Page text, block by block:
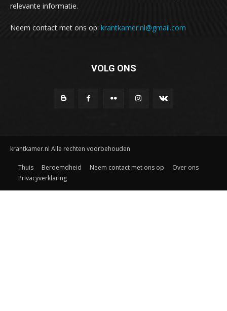
relevante informatie.
Neem contact met ons op: krantkamer.nl@gmail.com
VOLG ONS
krantkamer.nl Alle rechten voorbehouden
Thuis Beroemdheid Neem contact met ons op
Over ons
Privacyverklaring